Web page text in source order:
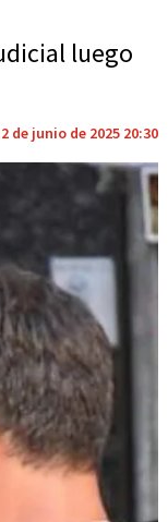
luego
de junio de 2025 20:30